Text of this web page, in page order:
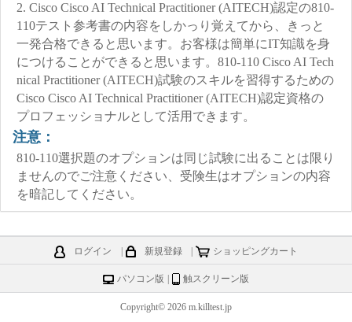
2. Cisco Cisco AI Technical Practitioner (AITECH)認定の810-
110テスト参考書の内容をしかっり覚えてから、きっと
一発合格できると思います。お客様は簡単にIT知識を身
につけることができると思います。810-110 Cisco AI Tech
nical Practitioner (AITECH)試験のスキルを習得するための
Cisco Cisco AI Technical Practitioner (AITECH)認定資格の
プロフェッショナルとして活用できます。
注意：
810-110選択題のオプションは同じ試験に出ることは限り
ませんのでご注意ください、受険生はオプションの内容
を暗記してください。
ログイン 新規登録 ショッピングカート
パソコン版 触スクリーン版
Copyright© 2026 m.killtest.jp